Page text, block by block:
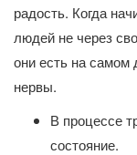
радость. Когда
людей не через
они есть на самом
нервы.
В процессе
состояние.